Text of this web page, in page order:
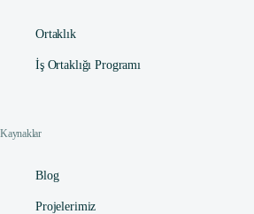
Ortaklık
İş Ortaklığı Programı
Kaynaklar
Blog
Projelerimiz